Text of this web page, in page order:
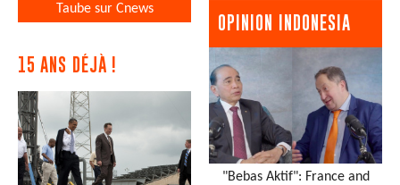
Taube sur Cnews
15 ANS DÉJÀ !
OPINION INDONESIA
"Bebas Aktif": France and